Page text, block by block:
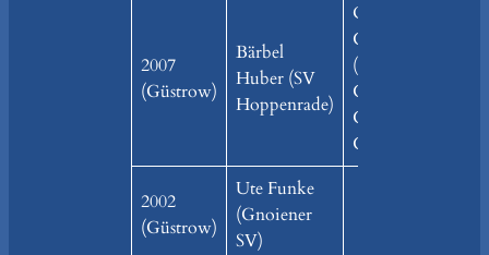
2007
(Güstrow)
Bärbel
Huber (SV
Hoppenrade)
Oksama
Götze
(VfL
Grün-
Gold
Güstrow)
2002
(Güstrow)
Ute Funke
(Gnoiener
SV)